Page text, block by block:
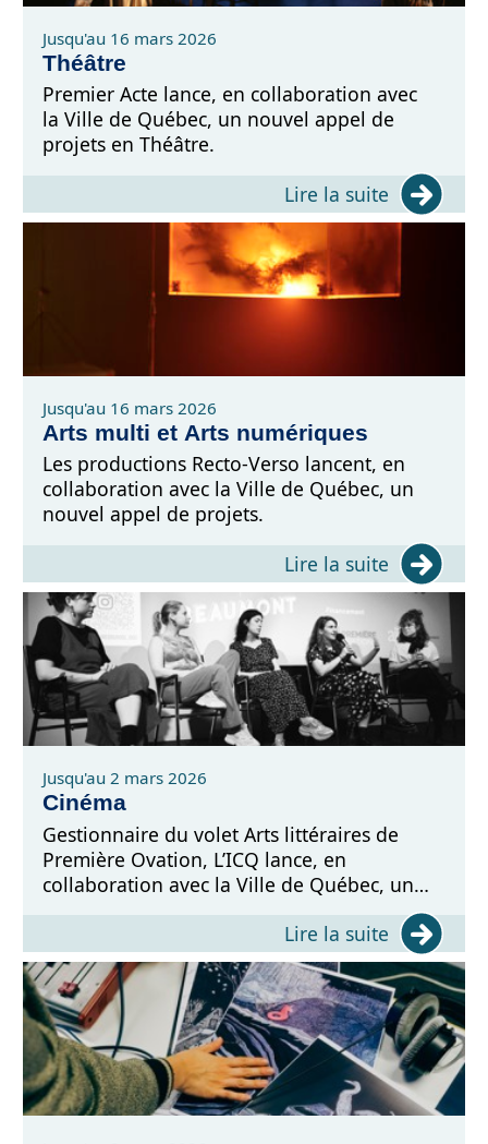
Jusqu'au 16 mars 2026
Théâtre
Premier Acte lance, en collaboration avec
la Ville de Québec, un nouvel appel de
projets en Théâtre.
Lire la suite
Jusqu'au 16 mars 2026
Arts multi et Arts numériques
Les productions Recto-Verso lancent, en
collaboration avec la Ville de Québec, un
nouvel appel de projets.
Lire la suite
Jusqu'au 2 mars 2026
Cinéma
Gestionnaire du volet Arts littéraires de
Première Ovation, L’ICQ lance, en
collaboration avec la Ville de Québec, un
appel de projets pour cinq des programmes
offerts par la mesure, en plus de ceux
offerts en continu.
Lire la suite